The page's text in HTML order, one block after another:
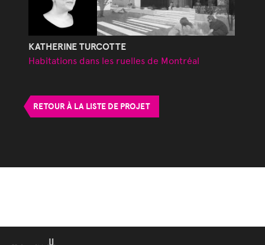
KATHERINE TURCOTTE
Habitations dans les ruelles de Montréal
RETOUR À LA LISTE DE PROJET